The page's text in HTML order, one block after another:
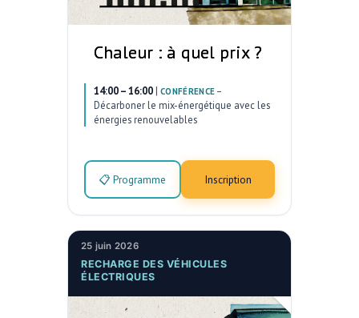
Chaleur : à quel prix ?
14:00 – 16:00 | CONFÉRENCE –
Décarboner le mix-énergétique avec les
énergies renouvelables
📋 Programme Inscription
25 juin 2026
RECHARGE DES VÉHICULES
ÉLECTRIQUES